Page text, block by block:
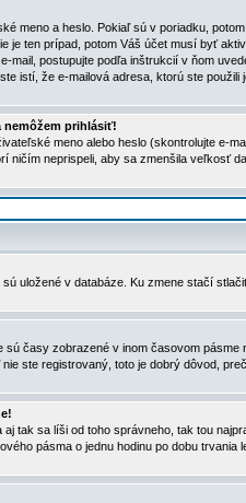
meno a heslo. Pokiaľ sú v poriadku,
je ten prípad, potom Váš účet musí byť
mail, postupujte podľa inštrukcií v ňom
istí, že e-mailová adresa, ktorú ste použili
nemôžem prihlásiť!
meno alebo heslo (skontrolujte e-
ničím neprispeli, aby sa zmenšila veľkosť
uložené v databáze. Ku zmene stačí
časy zobrazené v inom časovom
ste registrovaný, toto je dobrý dôvod,
tak sa líši od toho správneho, tak tou
pásma o jednu hodinu po dobu trvania